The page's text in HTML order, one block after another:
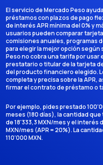
El servicio de Mercado Peso
préstamos con plazos de pago
de interés APR mínima del 0% y
usuarios pueden comparar
comisiones anuales, programas
para elegir la mejor opción
Peso no cobra una tarifa por usar
prestatario o titular de la tarjeta
del producto financiero elegido.
completa y precisa sobre la APR,
firmar el contrato de préstamo o
Por ejemplo, pides prestado
meses (180 días), la cantidad
de 18'333,3 MXN/mes y el interés
MXN/mes (APR = 20%). La
110'000 MXN.